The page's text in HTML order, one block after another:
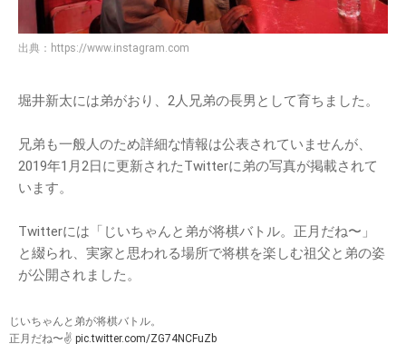
出典： https://www.instagram.com
堀井新太には弟がおり、2人兄弟の長男として育ちました。
兄弟も一般人のため詳細な情報は公表されていませんが、
2019年1月2日に更新されたTwitterに弟の写真が掲載されて
います。
Twitterには「じいちゃんと弟が将棋バトル。正月だね〜」
と綴られ、実家と思われる場所で将棋を楽しむ祖父と弟の姿
が公開されました。
じいちゃんと弟が将棋バトル。
正月だね〜✌️ pic.twitter.com/ZG74NCFuZb